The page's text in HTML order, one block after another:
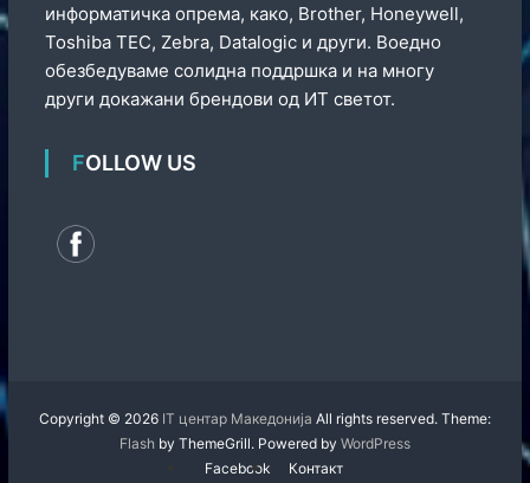
информатичка опрема, како, Brother, Honeywell,
Toshiba TEC, Zebra, Datalogic и други. Воедно
обезбедуваме солидна поддршка и на многу
други докажани брендови од ИТ светот.
FOLLOW US
Copyright © 2026 IT центар Македонија All rights reserved. Theme:
Flash by ThemeGrill. Powered by WordPress
Facebook
Контакт